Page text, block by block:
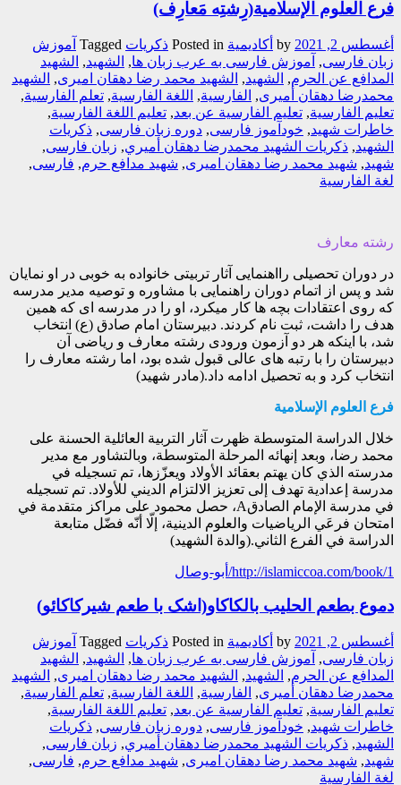
فرع العلوم الإسلامية(رِشتِه مَعارِف)
أغسطس 2, 2021 أکادیمیة Posted in ذکریات Tagged آموزش
زبان فارسی, آموزش فارسی به عرب زبان ها, الشهيد, الشهيد
المدافع عن الحرم, الشهید, الشهید محمد رضا دهقان امیری, الشهید
محمدرضا دهقان أمیری, الفارسیة, اللغة الفارسیة, تعلم الفارسیة,
تعلیم الفارسیة, تعلیم الفارسیة عن بعد, تعلیم اللغة الفارسیة,
خاطرات شهید, خودآموز فارسی, دوره زبان فارسی, ذکريات
الشهيد, ذکريات الشهيد محمدرضا دهقان أميري, زبان فارسی,
شهید, شهید محمد رضا دهقان امیری, شهید مدافع حرم, فارسی,
لغة الفارسیة
رشته معارف
در دوران تحصیلی رااهنمایی آثار تربیتی خانواده به خوبی در او نمایان
شد و پس از اتمام دوران راهنمایی با مشاوره و توصیه مدیر مدرسه
که روی اعتقادات بچه ها کار میکرد، او را در مدرسه ای که همین
هدف را داشت، ثبت نام کردند. دبیرستان امام صادق (ع) انتخاب
شد، با اینکه هر دو آزمون ورودی رشته معارف و ریاضی آن
دبیرستان را با رتبه های عالی قبول شده بود، اما رشته معارف را
انتخاب کرد و به تحصیل ادامه داد.(مادر شهید)
فرع العلوم الإسلامية
خلال الدراسة المتوسطة ظهرت آثار التربية العائلية الحسنة على
محمد رضا، وبعد إنهائه المرحلة المتوسطة، وبالتشاور مع مدير
مدرسته الذي كان يهتم بعقائد الأولاد ويعزّزها، تم تسجيله في
مدرسة إعدادية تهدف إلى تعزيز الالتزام الديني للأولاد. تم تسجيله
في مدرسة الإمام الصادقA، حصل محمود على مراكز متقدمة في
امتحان فرعَي الرياضيات والعلوم الدينية، إلّا أنّه فضّل متابعة
الدراسة في الفرع الثاني.(والدة الشهيد)
http://islamiccoa.com/book/1/أبو-وصال
دموع بطعم الحليب بالكاكاو(اشک با طعم شیرکاکائو)
أغسطس 2, 2021 أکادیمیة Posted in ذکریات Tagged آموزش
زبان فارسی, آموزش فارسی به عرب زبان ها, الشهيد, الشهيد
المدافع عن الحرم, الشهید, الشهید محمد رضا دهقان امیری, الشهید
محمدرضا دهقان أمیری, الفارسیة, اللغة الفارسیة, تعلم الفارسیة,
تعلیم الفارسیة, تعلیم الفارسیة عن بعد, تعلیم اللغة الفارسیة,
خاطرات شهید, خودآموز فارسی, دوره زبان فارسی, ذکريات
الشهيد, ذکريات الشهيد محمدرضا دهقان أميري, زبان فارسی,
شهید, شهید محمد رضا دهقان امیری, شهید مدافع حرم, فارسی,
لغة الفارسیة